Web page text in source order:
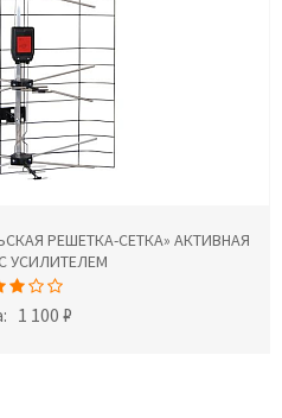
РЕШЕТКА-СЕТКА» АКТИВНАЯ
УСИЛИТЕЛЕМ
1 100 ₽